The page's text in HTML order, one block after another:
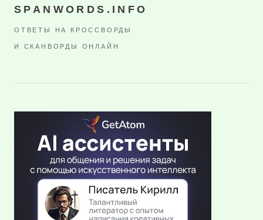
SPANWORDS.INFO
ОТВЕТЫ НА КРОССВОРДЫ
И СКАНВОРДЫ ОНЛАЙН